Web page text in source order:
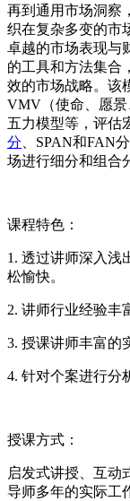
再到通用市场洞察
织在复杂多变的市
卓越的市场表现与
的工具和方法集合
效的市场战略。该
VMV（使命、愿景
五力模型等，评估
分 、SPAN和FAN
场进行细分和组合
课程特色：
1. 透过讲师深入浅
松愉快。
2. 讲师行业经验丰
3. 授课讲师丰富的
4. 针对个案进行分
授课方式：
启发式讲授、互动
导师多年的实际工